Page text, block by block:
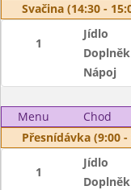
Svačina (14:30 -
1
Jídlo
Doplněk
Nápoj
Menu Chod
Přesnídávka (9:00 -
1
Jídlo
Doplněk